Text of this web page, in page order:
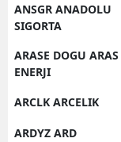
ANSGR ANADOLU
SIGORTA
ARASE DOGU ARAS
ENERJI
ARCLK ARCELIK
ARDYZ ARD